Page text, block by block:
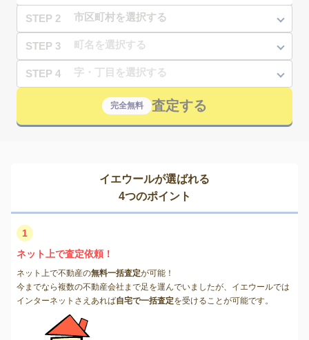
STEP 2
STEP 3
STEP 4
完全無料 査定する
イエウールが選ばれる
4つのポイント
1
ネット上で査定依頼！
ネット上で不動産の無料一括査定が可能！
今までなら複数の不動産会社まで足を運んでいましたが、イエウールでは
インターネットさえあれば自宅で一括査定を受けることが可能です。